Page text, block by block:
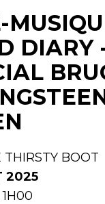
DIARY
THIRSTY BOOT
2025